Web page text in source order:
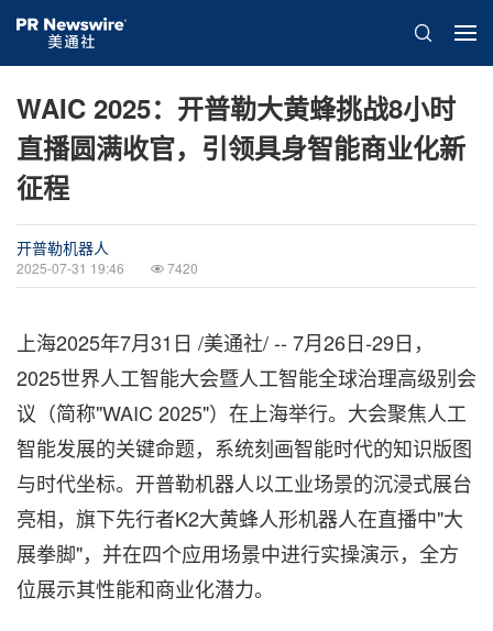
WAIC 2025：开普勒大黄蜂挑战8小时
直播圆满收官，引领具身智能商业化新
征程
开普勒机器人
2025-07-31 19:46 7420
上海2025年7月31日 /美通社/ -- 7月26日-29日，
2025世界人工智能大会暨人工智能全球治理高级别会
议（简称"WAIC 2025"）在上海举行。大会聚焦人工
智能发展的关键命题，系统刻画智能时代的知识版图
与时代坐标。开普勒机器人以工业场景的沉浸式展台
亮相，旗下先行者K2大黄蜂人形机器人在直播中"大
展拳脚"，并在四个应用场景中进行实操演示，全方
位展示其性能和商业化潜力。